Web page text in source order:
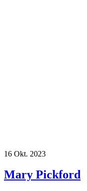
16 Okt. 2023
Mary Pickford